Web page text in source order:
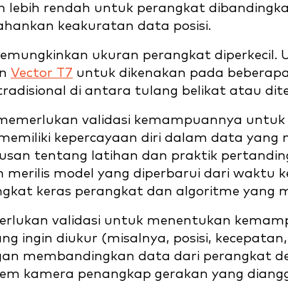
lebih rendah untuk perangkat
keakuratan data posisi.
ukuran perangkat diperkecil.
Vector T7 untuk dikenakan pada
di antara tulang belikat atau
validasi kemampuannya
kepercayaan diri dalam data yang
tentang latihan dan praktik
merilis model yang diperbarui dari waktu
keras perangkat dan algoritme yang
validasi untuk menentukan
ingin diukur (misalnya, posisi,
membandingkan data dari perangkat
kamera penangkap gerakan yang